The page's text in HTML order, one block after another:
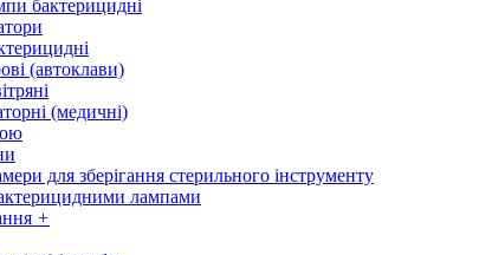
бактерицидні
(автоклави)
(медичні)
для зберігання стерильного інструменту
лампами
+